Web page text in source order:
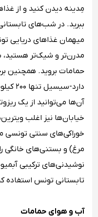
مِدینه دیدن کنید و از
ببرید. در شب‌های
میهمان غذاهای دریایی
مدرن‌تر و شیک‌تر هستید،
حمامات بروید. همچنین
دارد-
آن‌ها می‌توانید از یک
خیابان‌ها نیز اغلب
خوراکی‌های سنتی تونسی
مرغ) و بستنی‌های خانگی
نوشیدنی‌های ترکیبی
تابستانی تونس استفاده
آب و هوای حمامات